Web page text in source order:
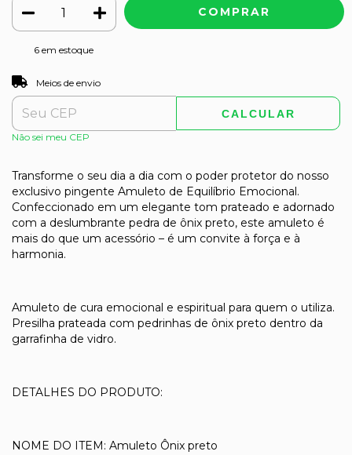
6 em estoque
Entregas para o CEP:
Meios de envio
CALCULAR
Não sei meu CEP
Transforme o seu dia a dia com o poder protetor do nosso
exclusivo pingente Amuleto de Equilíbrio Emocional.
Confeccionado em um elegante tom prateado e adornado
com a deslumbrante pedra de ônix preto, este amuleto é
mais do que um acessório – é um convite à força e à
harmonia.
Amuleto de cura emocional e espiritual para quem o utiliza.
Presilha prateada com pedrinhas de ônix preto dentro da
garrafinha de vidro.
DETALHES DO PRODUTO:
NOME DO ITEM: Amuleto Ônix preto